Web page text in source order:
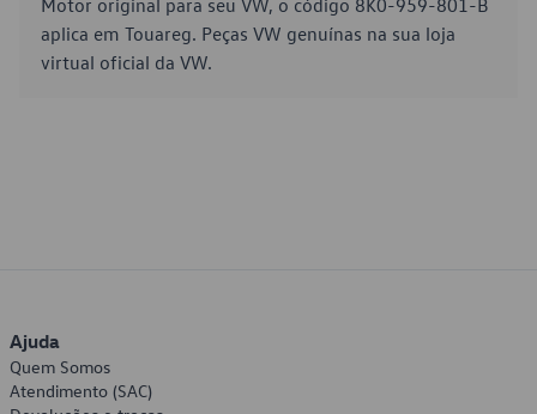
Motor original para seu VW, o código 8K0-959-801-B
aplica em Touareg. Peças VW genuínas na sua loja
virtual oficial da VW.
Ajuda
Quem Somos
Atendimento (SAC)